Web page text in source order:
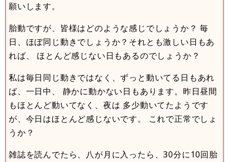
願いします。
胎動ですが、皆様はどのような感じでしょうか？ 毎
日、ほぼ同じ動きでしょうか？それとも激しい日もあ
れば、 ほとんど感じない日もあるのでしょうか？
私は毎日同じ動きではなく、ずっと動いてる日もあれ
ば、一日中、 静かに動かない日もあります。昨日昼間
もほとんど動いてなく、夜は 多少動いてたようです
が、今日はほとんど感じないです。 これで正常でしょ
うか？
雑誌を読んでたら、八が月に入ったら、30分に10回胎